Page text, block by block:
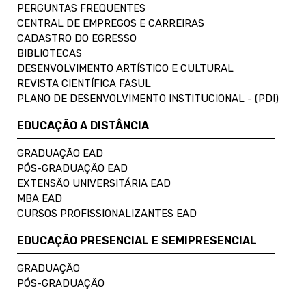
PERGUNTAS FREQUENTES
CENTRAL DE EMPREGOS E CARREIRAS
CADASTRO DO EGRESSO
BIBLIOTECAS
DESENVOLVIMENTO ARTÍSTICO E CULTURAL
REVISTA CIENTÍFICA FASUL
PLANO DE DESENVOLVIMENTO INSTITUCIONAL - (PDI)
EDUCAÇÃO A DISTÂNCIA
GRADUAÇÃO EAD
PÓS-GRADUAÇÃO EAD
EXTENSÃO UNIVERSITÁRIA EAD
MBA EAD
CURSOS PROFISSIONALIZANTES EAD
EDUCAÇÃO PRESENCIAL E SEMIPRESENCIAL
GRADUAÇÃO
PÓS-GRADUAÇÃO